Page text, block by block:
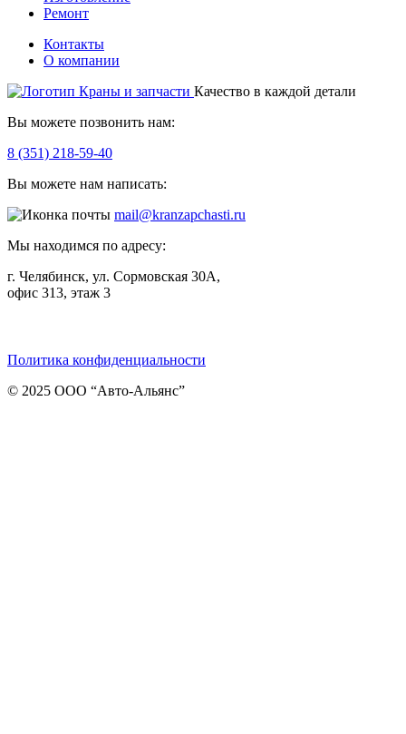
Ремонт
Контакты
О компании
Качество в каждой детали
Вы можете позвонить нам:
8 (351) 218-59-40
Вы можете нам написать:
mail@kranzapchasti.ru
Мы находимся по адресу:
г. Челябинск, ул. Сормовская 30А,
офис 313, этаж 3
Политика конфиденциальности
© 2025 ООО “Авто-Альянс”